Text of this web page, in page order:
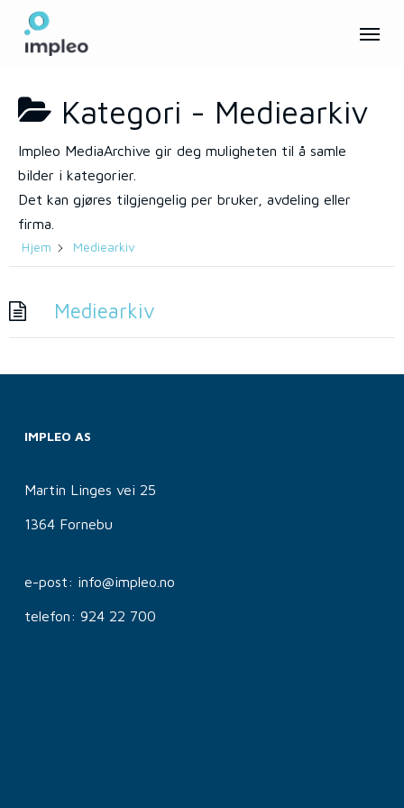
content
Kategori - Mediearkiv
Impleo MediaArchive gir deg muligheten til å samle
bilder i kategorier.
Det kan gjøres tilgjengelig per bruker, avdeling eller
firma.
Hjem Mediearkiv
Mediearkiv
IMPLEO AS
Martin Linges vei 25
1364 Fornebu
e-post: info@impleo.no
telefon: 924 22 700